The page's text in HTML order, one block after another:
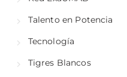
Talento en Potencia
Tecnología
Tigres Blancos